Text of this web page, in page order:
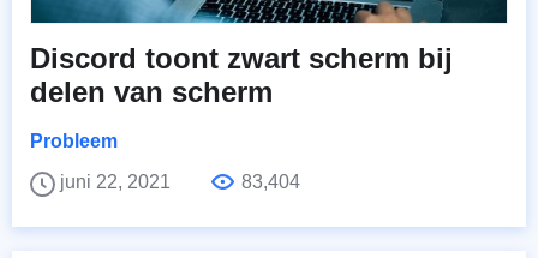
Discord toont zwart scherm bij
delen van scherm
Probleem
juni 22, 2021
83,404